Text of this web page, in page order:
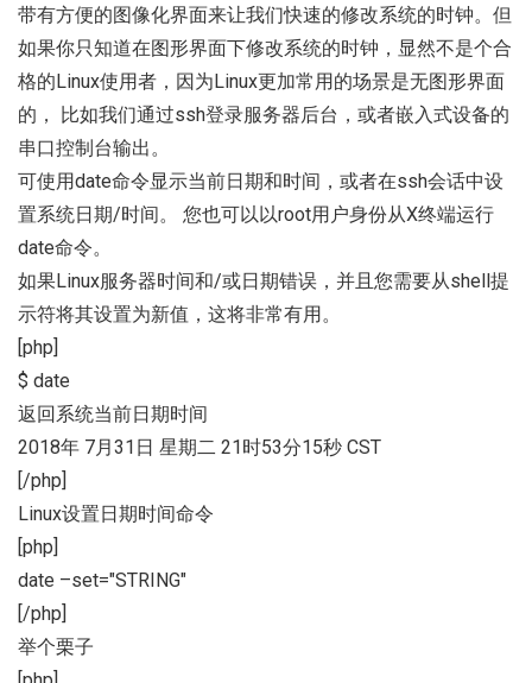
带有方便的图像化界面来让我们快速的修改系统的时钟。但
如果你只知道在图形界面下修改系统的时钟，显然不是个合
格的Linux使用者，因为Linux更加常用的场景是无图形界面
的， 比如我们通过ssh登录服务器后台，或者嵌入式设备的
串口控制台输出。
可使用date命令显示当前日期和时间，或者在ssh会话中设
置系统日期/时间。 您也可以以root用户身份从X终端运行
date命令。
如果Linux服务器时间和/或日期错误，并且您需要从shell提
示符将其设置为新值，这将非常有用。
[php]
$ date
返回系统当前日期时间
2018年 7月31日 星期二 21时53分15秒 CST
[/php]
Linux设置日期时间命令
[php]
date –set="STRING"
[/php]
举个栗子